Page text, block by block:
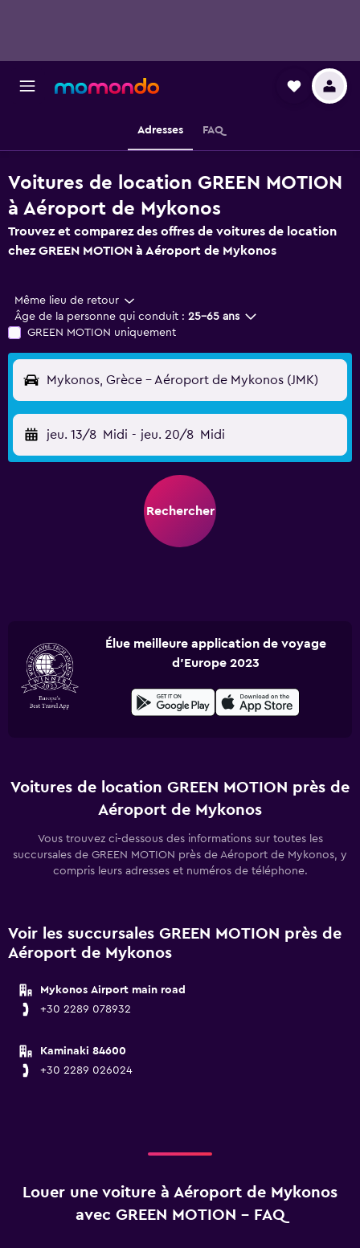
Adresses FAQ
Voitures de location GREEN MOTION
à Aéroport de Mykonos
Trouvez et comparez des offres de voitures de location
chez GREEN MOTION à Aéroport de Mykonos
Même lieu de retour
Âge de la personne qui conduit : 25-65 ans
GREEN MOTION uniquement
Mykonos, Grèce - Aéroport de Mykonos (JMK)
jeu. 13/8 Midi - jeu. 20/8 Midi
Rechercher
Élue meilleure application de voyage
d'Europe 2023
Voitures de location GREEN MOTION près de
Aéroport de Mykonos
Vous trouvez ci-dessous des informations sur toutes les
succursales de GREEN MOTION près de Aéroport de Mykonos, y
compris leurs adresses et numéros de téléphone.
Voir les succursales GREEN MOTION près de
Aéroport de Mykonos
Mykonos Airport main road
+30 2289 078932
Kaminaki 84600
+30 2289 026024
Louer une voiture à Aéroport de Mykonos
avec GREEN MOTION - FAQ